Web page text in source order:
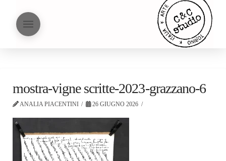
mostra-vigne scritte-2023-grazzano-6
ANALIA PIACENTINI 26 GIUGNO 2026